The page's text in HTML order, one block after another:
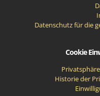
Datenschutz für die
Cookie
Historie der